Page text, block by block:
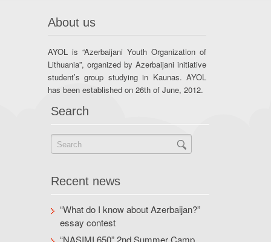
About us
AYOL is “Azerbaijani Youth Organization of
Lithuania”, organized by Azerbaijani initiative
student’s group studying in Kaunas. AYOL
has been established on 26th of June, 2012.
Search
Recent news
“What do I know about Azerbaijan?”
essay contest
“NASIMI 650” 2nd Summer Camp